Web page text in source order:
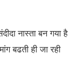
नास्ता बन गया है
बढती ही जा रही